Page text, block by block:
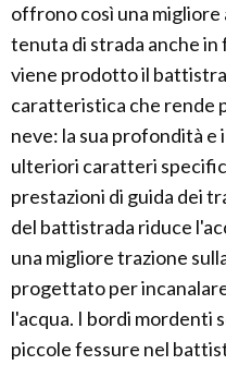
offrono così una
tenuta di strada anche in
viene prodotto il
caratteristica che rende
neve: la sua profondità
ulteriori caratteri
prestazioni di guida dei
del battistrada riduce
una migliore trazione
progettato per
l'acqua. I bordi mordenti
piccole fessure nel